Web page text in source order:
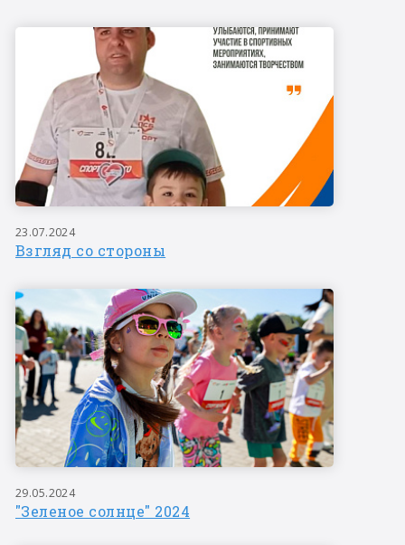
23.07.2024
Взгляд со стороны
29.05.2024
"Зеленое солнце" 2024